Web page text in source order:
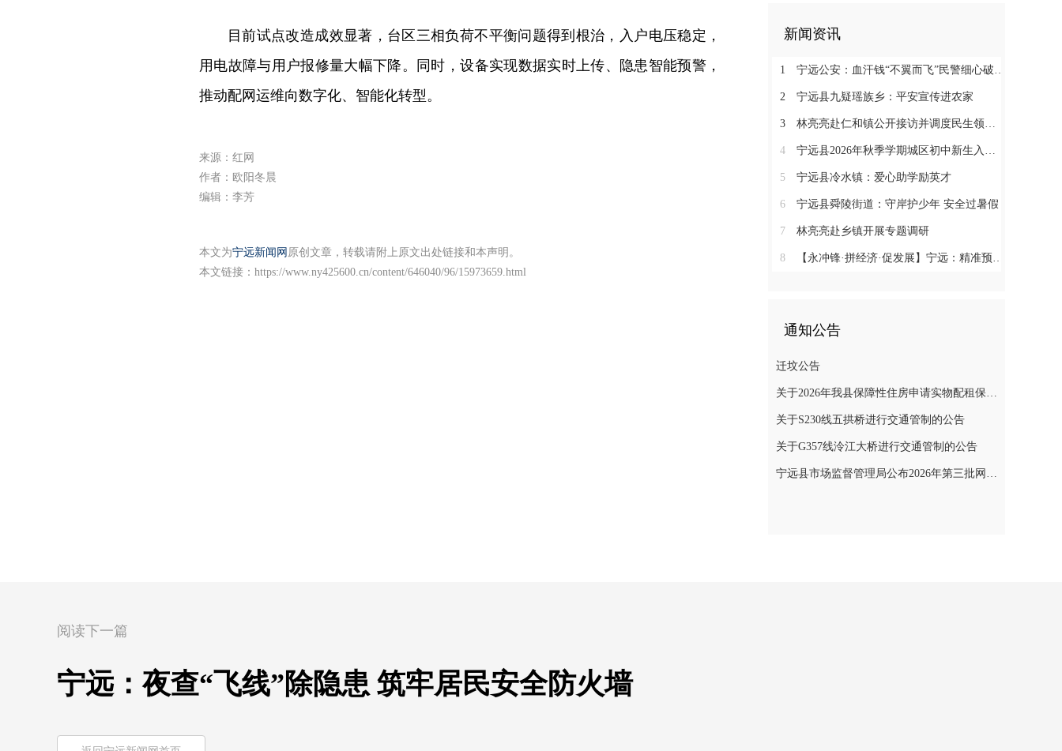
目前试点改造成效显著，台区三相负荷不平衡问题得到根治，入户电压稳定，
用电故障与用户报修量大幅下降。同时，设备实现数据实时上传、隐患智能预警，
推动配网运维向数字化、智能化转型。
来源：红网
作者：欧阳冬晨
编辑：李芳
本文为宁远新闻网 原创文章，转载请附上原文出处链接和本声明。
本文链接： https://www.ny425600.cn/content/646040/96/15973659.html
新闻资讯
1 宁远公安：血汗钱“不翼而飞”民警细心破“乌龙”
2 宁远县九疑瑶族乡：平安宣传进农家
3 林亮亮赴仁和镇公开接访并调度民生领域信访工作
4 宁远县2026年秋季学期城区初中新生入学微机派位工作顺利收官
5 宁远县冷水镇：爱心助学励英才
6 宁远县舜陵街道：守岸护少年 安全过暑假
7 林亮亮赴乡镇开展专题调研
8 【永冲锋·拼经济·促发展】宁远：精准预约少跑路 阳光收烟暖农心
通知公告
迁坟公告
关于2026年我县保障性住房申请实物配租保障家庭的公示(第十一批)
关于S230线五拱桥进行交通管制的公告
关于G357线泠江大桥进行交通管制的公告
宁远县市场监督管理局公布2026年第三批网络餐饮食品安全整治典型案例
阅读下一篇
宁远：夜查“飞线”除隐患 筑牢居民安全防火墙